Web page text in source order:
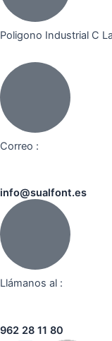
Poligono Industrial C
Correo :
info@sualfont.es
Llámanos al :
962 28 11 80